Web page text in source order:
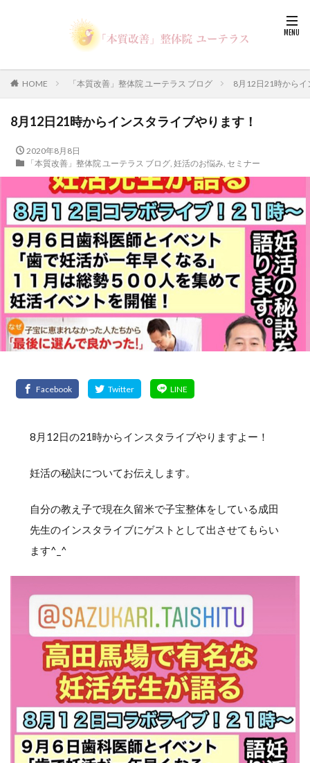
HOME 「本質改善」整体院 ユーテラス ブログ 8月12日21時から
8月12日21時からインスタライブやります！
2020年8月8日
「本質改善」整体院 ユーテラス ブログ, 妊活のお悩み, セミナー
8月12日の21時からインスタライブやりますよー！
妊活の秘訣についてお伝えします。
自分の教え子で現在久留米で子宝整体をしている成田
先生のインスタライブにゲストとして出させてもらい
ます^_^